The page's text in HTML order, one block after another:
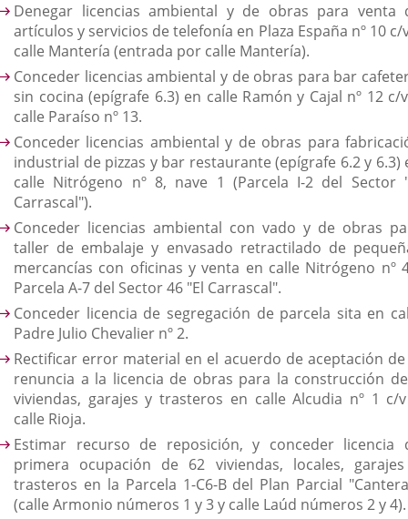
Denegar licencias ambiental y de obras para venta
artículos y servicios de telefonía en Plaza España nº 10 c/
calle Mantería (entrada por calle Mantería).
Conceder licencias ambiental y de obras para bar
sin cocina (epígrafe 6.3) en calle Ramón y Cajal nº 12 c/
calle Paraíso nº 13.
Conceder licencias ambiental y de obras para
industrial de pizzas y bar restaurante (epígrafe 6.2 y 6.3)
calle Nitrógeno nº 8, nave 1 (Parcela I-2 del Sector
Carrascal").
Conceder licencias ambiental con vado y de obras
taller de embalaje y envasado retractilado de
mercancías con oficinas y venta en calle Nitrógeno nº
Parcela A-7 del Sector 46 "El Carrascal".
Conceder licencia de segregación de parcela sita en
Padre Julio Chevalier nº 2.
Rectificar error material en el acuerdo de aceptación
renuncia a la licencia de obras para la construcción
viviendas, garajes y trasteros en calle Alcudia nº 1 c/
calle Rioja.
Estimar recurso de reposición, y conceder licencia
primera ocupación de 62 viviendas, locales,
trasteros en la Parcela 1-C6-B del Plan Parcial
(calle Armonio números 1 y 3 y calle Laúd números 2 y 4).